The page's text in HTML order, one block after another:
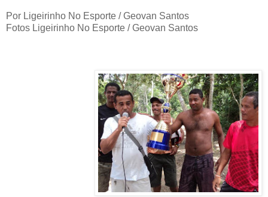
Por Ligeirinho No Esporte / Geovan Santos
Fotos Ligeirinho No Esporte / Geovan Santos